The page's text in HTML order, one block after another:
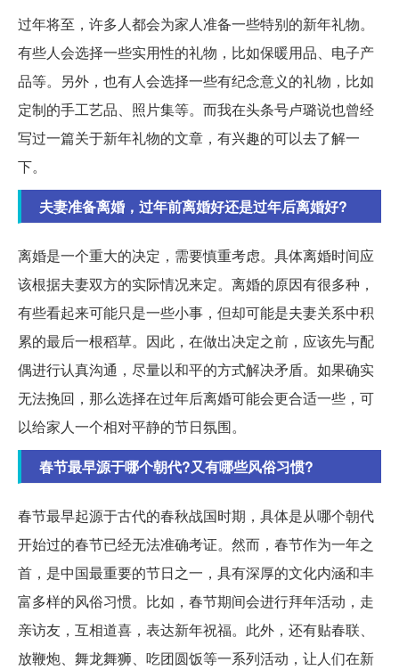
过年将至，许多人都会为家人准备一些特别的新年礼物。
有些人会选择一些实用性的礼物，比如保暖用品、电子产
品等。另外，也有人会选择一些有纪念意义的礼物，比如
定制的手工艺品、照片集等。而我在头条号卢璐说也曾经
写过一篇关于新年礼物的文章，有兴趣的可以去了解一
下。
夫妻准备离婚，过年前离婚好还是过年后离婚好?
离婚是一个重大的决定，需要慎重考虑。具体离婚时间应
该根据夫妻双方的实际情况来定。离婚的原因有很多种，
有些看起来可能只是一些小事，但却可能是夫妻关系中积
累的最后一根稻草。因此，在做出决定之前，应该先与配
偶进行认真沟通，尽量以和平的方式解决矛盾。如果确实
无法挽回，那么选择在过年后离婚可能会更合适一些，可
以给家人一个相对平静的节日氛围。
春节最早源于哪个朝代?又有哪些风俗习惯?
春节最早起源于古代的春秋战国时期，具体是从哪个朝代
开始过的春节已经无法准确考证。然而，春节作为一年之
首，是中国最重要的节日之一，具有深厚的文化内涵和丰
富多样的风俗习惯。比如，春节期间会进行拜年活动，走
亲访友，互相道喜，表达新年祝福。此外，还有贴春联、
放鞭炮、舞龙舞狮、吃团圆饭等一系列活动，让人们在新